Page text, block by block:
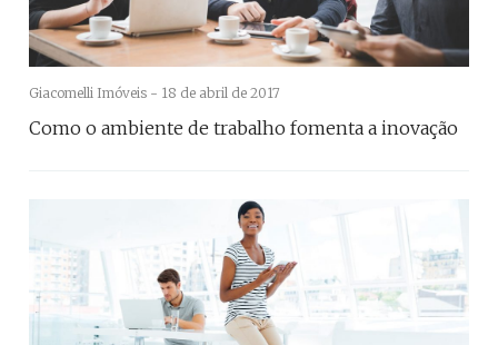
Giacomelli Imóveis - 18 de abril de 2017
Como o ambiente de trabalho fomenta a inovação